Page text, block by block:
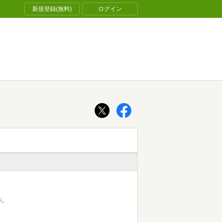
新規登録(無料) ログイン